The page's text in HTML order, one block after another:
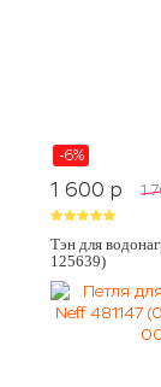
-6%
1 600 p 1
Тэн для
125639)